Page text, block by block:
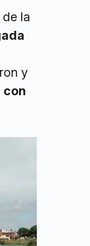
la
y
con